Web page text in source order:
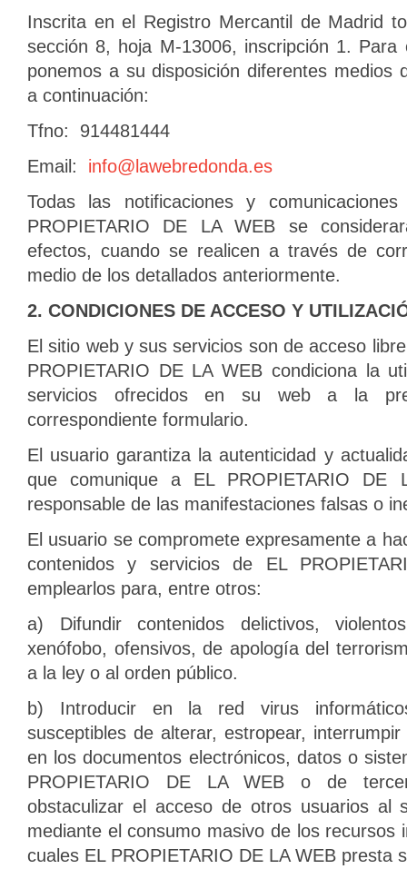
Inscrita en el Registro Mercantil de Madrid
sección 8, hoja M-13006, inscripción 1. Para
ponemos a su disposición diferentes medios
a continuación:
Tfno: 914481444
Email: info@lawebredonda.es
Todas las notificaciones y
PROPIETARIO DE LA WEB se
efectos, cuando se realicen a través de
medio de los detallados anteriormente.
2. CONDICIONES DE ACCESO Y
El sitio web y sus servicios son de acceso
PROPIETARIO DE LA WEB condiciona la
servicios ofrecidos en su web a la
correspondiente formulario.
El usuario garantiza la autenticidad y
que comunique a EL PROPIETARIO
responsable de las manifestaciones falsas o
El usuario se compromete expresamente a
contenidos y servicios de EL
emplearlos para, entre otros:
a) Difundir contenidos delictivos,
xenófobo, ofensivos, de apología del
a la ley o al orden público.
b) Introducir en la red virus
susceptibles de alterar, estropear,
en los documentos electrónicos, datos o
PROPIETARIO DE LA WEB o de
obstaculizar el acceso de otros usuarios al
mediante el consumo masivo de los recursos
cuales EL PROPIETARIO DE LA WEB presta